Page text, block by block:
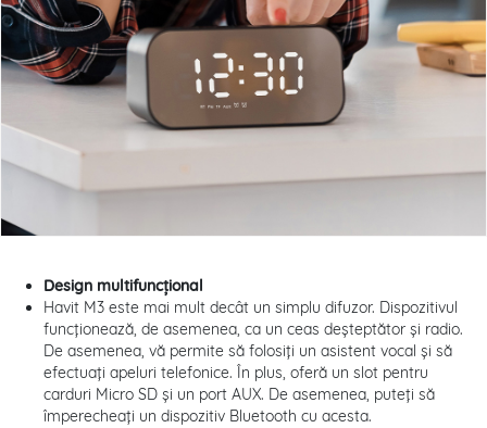
Design multifuncțional
Havit M3 este mai mult decât un simplu difuzor. Dispozitivul
funcționează, de asemenea, ca un ceas deșteptător și radio.
De asemenea, vă permite să folosiți un asistent vocal și să
efectuați apeluri telefonice. În plus, oferă un slot pentru
carduri Micro SD și un port AUX. De asemenea, puteți să
împerecheați un dispozitiv Bluetooth cu acesta.